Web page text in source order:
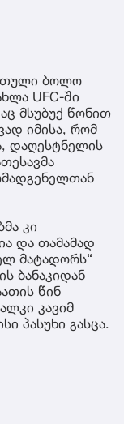
ბოლო
UFC-ში
მსუბუქ წონით
იმისა, რომ
დაღესტნელის
კი
და თამამად
მატადორს“
ბანაკიდან
წინ
კავიმ
პასუხი გასცა.